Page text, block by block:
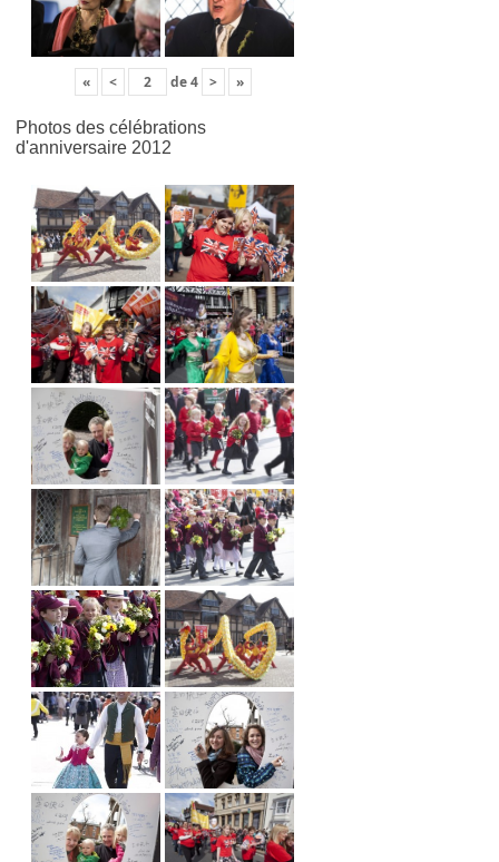
« < de4 > »
Photos des célébrations
d'anniversaire 2012